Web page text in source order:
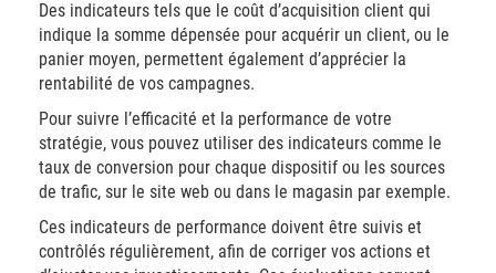
Des indicateurs tels que le coût d’acquisition client qui
indique la somme dépensée pour acquérir un client, ou le
panier moyen, permettent également d’apprécier la
rentabilité de vos campagnes.
Pour suivre l’efficacité et la performance de votre
stratégie, vous pouvez utiliser des indicateurs comme le
taux de conversion pour chaque dispositif ou les sources
de trafic, sur le site web ou dans le magasin par exemple.
Ces indicateurs de performance doivent être suivis et
contrôlés régulièrement, afin de corriger vos actions et